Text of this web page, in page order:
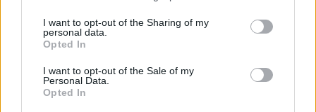
I want to opt-out of the Sharing of my
personal data.
Opted In
I want to opt-out of the Sale of my
Personal Data.
Opted In